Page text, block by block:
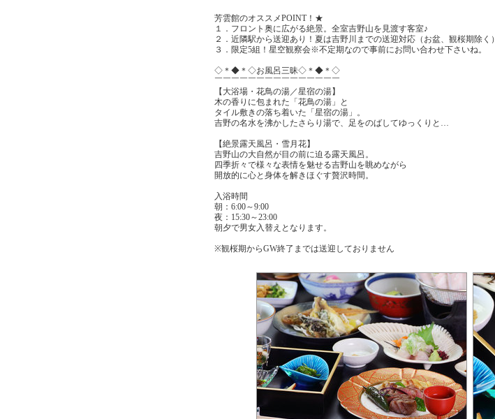
芳雲館のオススメPOINT！★
１．フロント奥に広がる絶景。全室吉野山を見渡す客室♪
２．近隣駅から送迎あり！夏は吉野川までの送迎対応（お盆、観桜期除く）
３．限定5組！星空観察会※不定期なので事前にお問い合わせ下さいね。
◇＊◆＊◇お風呂三昧◇＊◆＊◇
￣￣￣￣￣￣￣￣￣￣￣￣￣￣￣
【大浴場・花鳥の湯／星宿の湯】
木の香りに包まれた「花鳥の湯」と
タイル敷きの落ち着いた「星宿の湯」。
吉野の名水を沸かしたさらり湯で、足をのばしてゆっくりと…
【絶景露天風呂・雪月花】
吉野山の大自然が目の前に迫る露天風呂。
四季折々で様々な表情を魅せる吉野山を眺めながら
開放的に心と身体を解きほぐす贅沢時間。
入浴時間
朝：6:00～9:00
夜：15:30～23:00
朝夕で男女入替えとなります。
※観桜期からGW終了までは送迎しておりません